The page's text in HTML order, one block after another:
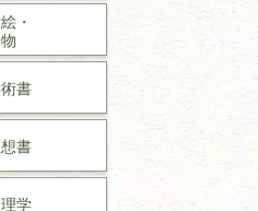
・
書
書
学